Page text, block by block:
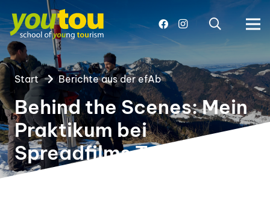
Start Berichte aus der efAb
Behind the Scenes: Mein
Praktikum bei
Spreadfilms Traunstein